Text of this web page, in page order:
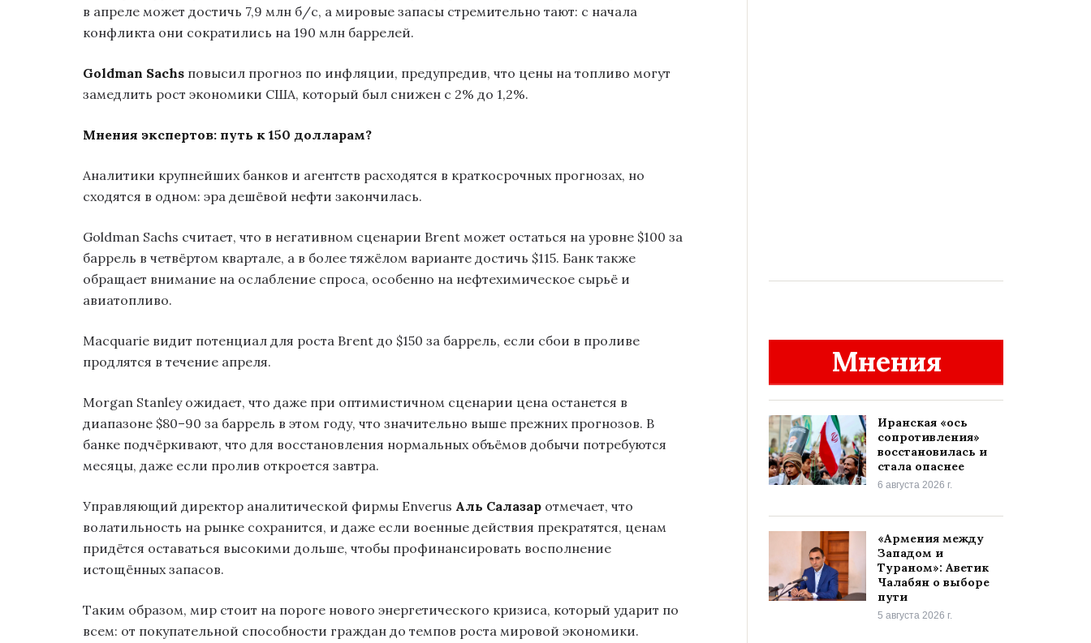
в апреле может достичь 7,9 млн б/с, а мировые запасы стремительно тают: с начала
конфликта они сократились на 190 млн баррелей.
Goldman Sachs повысил прогноз по инфляции, предупредив, что цены на топливо могут
замедлить рост экономики США, который был снижен с 2% до 1,2%.
Мнения экспертов: путь к 150 долларам?
Аналитики крупнейших банков и агентств расходятся в краткосрочных прогнозах, но
сходятся в одном: эра дешёвой нефти закончилась.
Goldman Sachs считает, что в негативном сценарии Brent может остаться на уровне $100 за
баррель в четвёртом квартале, а в более тяжёлом варианте достичь $115. Банк также
обращает внимание на ослабление спроса, особенно на нефтехимическое сырьё и
авиатопливо.
Macquarie видит потенциал для роста Brent до $150 за баррель, если сбои в проливе
продлятся в течение апреля.
Morgan Stanley ожидает, что даже при оптимистичном сценарии цена останется в
диапазоне $80–90 за баррель в этом году, что значительно выше прежних прогнозов. В
банке подчёркивают, что для восстановления нормальных объёмов добычи потребуются
месяцы, даже если пролив откроется завтра.
Управляющий директор аналитической фирмы Enverus Аль Салазар отмечает, что
волатильность на рынке сохранится, и даже если военные действия прекратятся, ценам
придётся оставаться высокими дольше, чтобы профинансировать восполнение
истощённых запасов.
Таким образом, мир стоит на пороге нового энергетического кризиса, который ударит по
всем: от покупательной способности граждан до темпов роста мировой экономики.
Мнения
Иранская «ось
сопротивления»
восстановилась и
стала опаснее
6 августа 2026 г.
«Армения между
Западом и
Тураном»: Аветик
Чалабян о выборе
пути
5 августа 2026 г.